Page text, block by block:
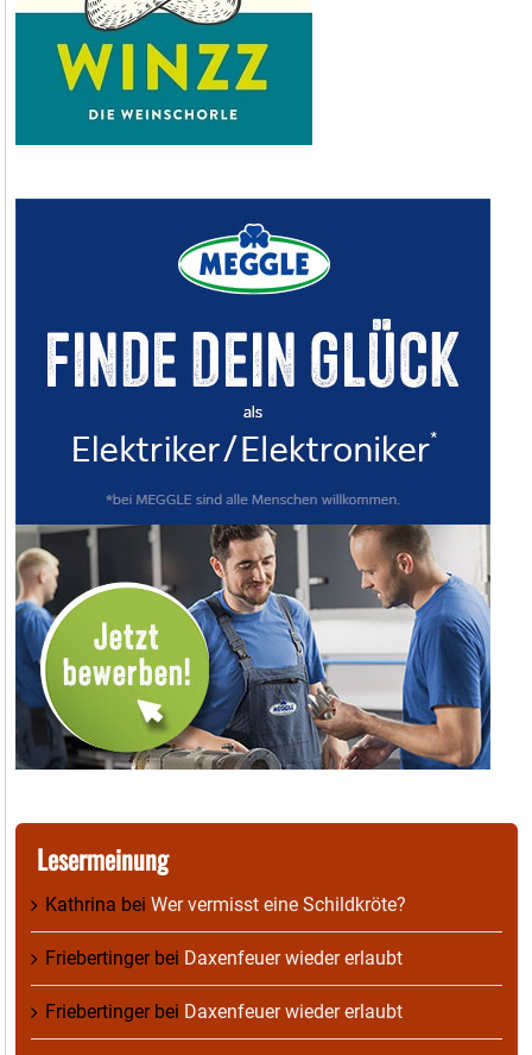
Lesermeinung
Kathrina bei Wer vermisst eine Schildkröte?
Friebertingerbei Daxenfeuer wieder erlaubt
Friebertingerbei Daxenfeuer wieder erlaubt